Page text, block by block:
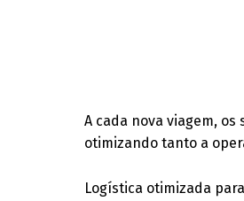
A cada nova viagem,
otimizando tanto a
Logística otimizada